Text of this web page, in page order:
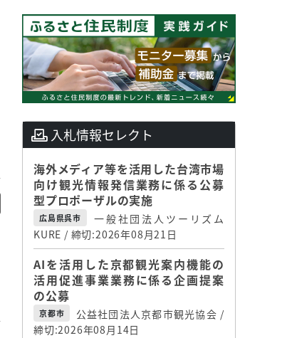
入札情報セレクト
海外メディア等を活用した台湾市場
向け観光情報発信業務に係る公募
型プロポーザルの実施
広島県呉市
一般社団法人ツーリズム
KURE / 締切:2026年08月21日
AIを活用した京都観光案内機能の
活用促進事業業務に係る企画提案
の公募
京都市
公益社団法人京都市観光協会 /
締切:2026年08月14日